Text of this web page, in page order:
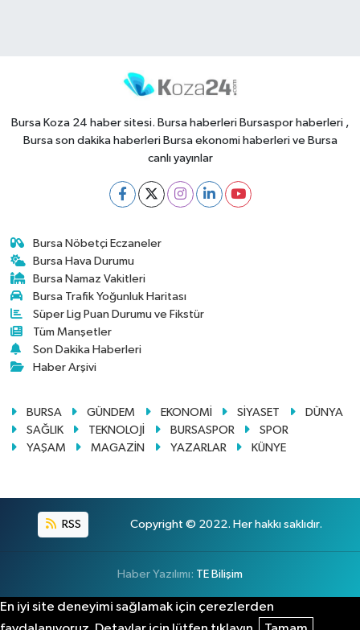
Bursa Koza 24 haber sitesi. Bursa haberleri Bursaspor haberleri ,
Bursa son dakika haberleri Bursa ekonomi haberleri ve Bursa
canlı yayınlar
Bursa Nöbetçi Eczaneler
Bursa Hava Durumu
Bursa Namaz Vakitleri
Bursa Trafik Yoğunluk Haritası
Süper Lig Puan Durumu ve Fikstür
Tüm Manşetler
Son Dakika Haberleri
Haber Arşivi
BURSA GÜNDEM EKONOMİ SİYASET
DÜNYA
SAĞLIK
TEKNOLOJİ BURSASPOR
SPOR
YAŞAM
MAGAZİN YAZARLAR KÜNYE
RSS Copyright © 2022. Her hakkı saklıdır.
Haber Yazılımı: TE Bilişim
En iyi site deneyimi sağlamak için çerezlerden